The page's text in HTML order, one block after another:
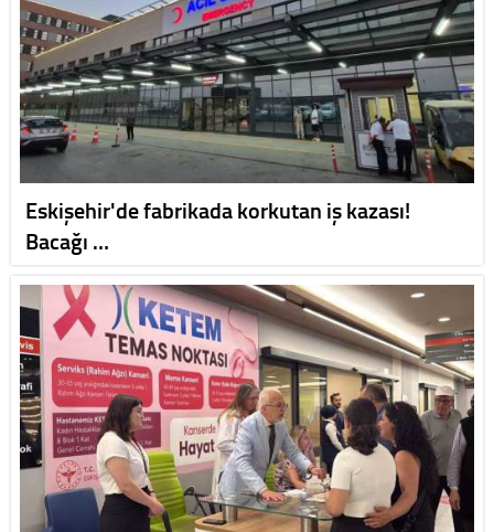
Eskişehir'de fabrikada korkutan iş kazası!
Bacağı …